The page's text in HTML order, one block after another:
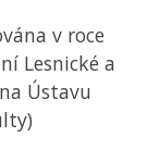
v roce
Lesnické a
Ústavu